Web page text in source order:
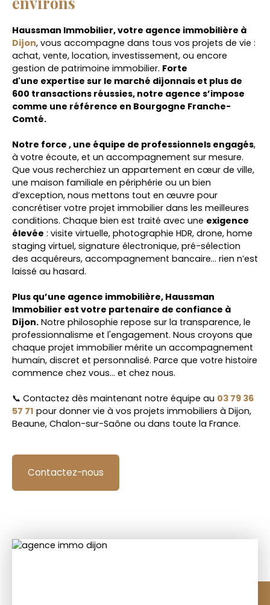
Haussman Immobilier, votre agence immobilière à
Dijon, vous accompagne dans tous vos projets de vie :
achat, vente, location, investissement, ou encore
gestion de patrimoine immobilier. Forte
d'une expertise sur le marché dijonnais et plus de
600 transactions réussies, notre agence s’impose
comme une référence en Bourgogne Franche-
Comté.
Notre force , une équipe de professionnels engagés,
à votre écoute, et un accompagnement sur mesure.
Que vous recherchiez un appartement en cœur de ville,
une maison familiale en périphérie ou un bien
d’exception, nous mettons tout en œuvre pour
concrétiser votre projet immobilier dans les meilleures
conditions. Chaque bien est traité avec une exigence
élevée : visite virtuelle, photographie HDR, drone, home
staging virtuel, signature électronique, pré-sélection
des acquéreurs, accompagnement bancaire… rien n’est
laissé au hasard.
Plus qu’une agence immobilière, Haussman
Immobilier est votre partenaire de confiance à
Dijon. Notre philosophie repose sur la transparence, le
professionnalisme et l'engagement. Nous croyons que
chaque projet immobilier mérite un accompagnement
humain, discret et personnalisé. Parce que votre histoire
commence chez vous… et chez nous.
📞 Contactez dès maintenant notre équipe au 03 79 36
57 71 pour donner vie à vos projets immobiliers à Dijon,
Beaune, Chalon-sur-Saône ou dans toute la France.
Contactez-nous